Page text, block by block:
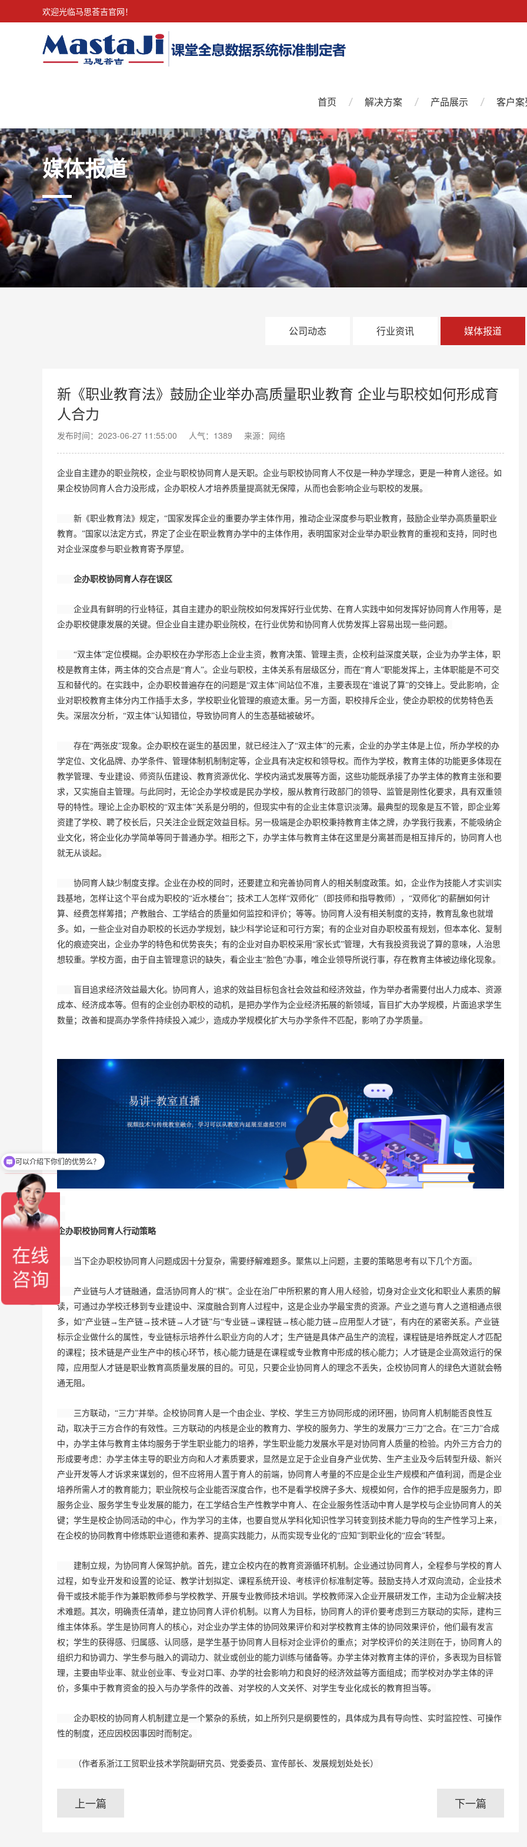
欢迎光临马思荅吉官网！
首页 解决方案 产品展示 客户案
媒体报道
公司动态 行业资讯 媒体报道
新《职业教育法》鼓励企业举办高质量职业教育 企业与职校如何形成育
人合力
发布时间：2023-06-27 11:55:00 人气： 1389 来源：网络
企业自主建办的职业院校，企业与职校协同育人是天职。企业与职校协同育人不仅是一种办学理念，更是一种育人途径。如
果企校协同育人合力没形成，企办职校人才培养质量提高就无保障，从而也会影响企业与职校的发展。
新《职业教育法》规定，“国家发挥企业的重要办学主体作用，推动企业深度参与职业教育，鼓励企业举办高质量职业
教育。”国家以法定方式，界定了企业在职业教育办学中的主体作用，表明国家对企业举办职业教育的重视和支持，同时也
对企业深度参与职业教育寄予厚望。
企办职校协同育人存在误区
企业具有鲜明的行业特征，其自主建办的职业院校如何发挥好行业优势、在育人实践中如何发挥好协同育人作用等，是
企办职校健康发展的关键。但企业自主建办职业院校，在行业优势和协同育人优势发挥上容易出现一些问题。
“双主体”定位模糊。企办职校在办学形态上企业主资，教育决策、管理主责，企校利益深度关联，企业为办学主体，职
校是教育主体，两主体的交合点是“育人”。企业与职校，主体关系有层级区分，而在“育人”职能发挥上，主体职能是不可交
互和替代的。在实践中，企办职校普遍存在的问题是“双主体”间站位不准，主要表现在“谁说了算”的交锋上。受此影响，企
业对职校教育主体分内工作插手太多，学校职业化管理的痕迹太重。另一方面，职校排斥企业，使企办职校的优势特色丢
失。深层次分析，“双主体”认知错位，导致协同育人的生态基础被破坏。
存在“两张皮”现象。企办职校在诞生的基因里，就已经注入了“双主体”的元素，企业的办学主体是上位，所办学校的办
学定位、文化品牌、办学条件、管理体制机制制定等，企业具有决定权和领导权。而作为学校，教育主体的功能更多体现在
教学管理、专业建设、师资队伍建设、教育资源优化、学校内涵式发展等方面，这些功能既承接了办学主体的教育主张和要
求，又实施自主管理。与此同时，无论企办学校或是民办学校，服从教育行政部门的领导、监管是刚性化要求，具有双重领
导的特性。理论上企办职校的“双主体”关系是分明的，但现实中有的企业主体意识淡薄。最典型的现象是互不管，即企业筹
资建了学校、聘了校长后，只关注企业既定效益目标。另一极端是企办职校秉持教育主体之牌，办学我行我素，不能吸纳企
业文化，将企业化办学简单等同于普通办学。相形之下，办学主体与教育主体在这里是分离甚而是相互排斥的，协同育人也
就无从谈起。
协同育人缺少制度支撑。企业在办校的同时，还要建立和完善协同育人的相关制度政策。如，企业作为技能人才实训实
践基地，怎样让这个平台成为职校的“近水楼台”；技术工人怎样“双师化”（即技师和指导教师），“双师化”的薪酬如何计
算、经费怎样筹措；产教融合、工学结合的质量如何监控和评价；等等。协同育人没有相关制度的支持，教育乱象也就增
多。如，一些企业对自办职校的长远办学规划，缺少科学论证和可行方案；有的企业对自办职校虽有规划，但本本化、复制
化的痕迹突出，企业办学的特色和优势丧失；有的企业对自办职校采用“家长式”管理，大有我投资我说了算的意味，人治思
想较重。学校方面，由于自主管理意识的缺失，看企业主“脸色”办事，唯企业领导所说行事，存在教育主体被边缘化现象。
盲目追求经济效益最大化。协同育人，追求的效益目标包含社会效益和经济效益，作为举办者需要付出人力成本、资源
成本、经济成本等。但有的企业创办职校的动机，是把办学作为企业经济拓展的新领域，盲目扩大办学规模，片面追求学生
数量；改善和提高办学条件持续投入减少，造成办学规模化扩大与办学条件不匹配，影响了办学质量。
企办职校协同育人行动策略
当下企办职校协同育人问题成因十分复杂，需要纾解难题多。聚焦以上问题，主要的策略思考有以下几个方面。
产业链与人才链融通，盘活协同育人的“棋”。企业在治厂中所积累的育人用人经验，切身对企业文化和职业人素质的解
读，可通过办学校迁移到专业建设中、深度融合到育人过程中，这是企业办学最宝贵的资源。产业之道与育人之道相通点很
多，如“产业链→生产链→技术链→人才链”与“专业链→课程链→核心能力链→应用型人才链”，有内在的紧密关系。产业链
标示企业做什么的属性，专业链标示培养什么职业方向的人才；生产链是具体产品生产的流程，课程链是培养既定人才匹配
的课程；技术链是产业生产中的核心环节，核心能力链是在课程或专业教育中形成的核心能力；人才链是企业高效运行的保
障，应用型人才链是职业教育高质量发展的目的。可见，只要企业协同育人的理念不丢失，企校协同育人的绿色大道就会畅
通无阻。
三方联动，“三力”并举。企校协同育人是一个由企业、学校、学生三方协同形成的闭环圈，协同育人机制能否良性互
动，取决于三方合作的有效性。三方联动的内核是企业的教育力、学校的服务力、学生的发展力“三力”之合。在“三力”合成
中，办学主体与教育主体均服务于学生职业能力的培养，学生职业能力发展水平是对协同育人质量的检验。内外三方合力的
形成要考虑：办学主体主导的职业方向和人才素质要求，显然是立足于企业自身产业优势、生产主业及今后转型升级、新兴
产业开发等人才诉求来谋划的，但不应将用人置于育人的前端，协同育人考量的不应是企业生产规模和产值利润，而是企业
培养所需人才的教育能力；职业院校与企业能否深度合作，也不是看学校牌子多大、规模如何，合作的把手应是服务力，即
服务企业、服务学生专业发展的能力，在工学结合生产性教学中育人、在企业服务性活动中育人是学校与企业协同育人的关
键；学生是校企协同活动的中心，作为学习的主体，也要自觉从学科化知识性学习转变到技术能力导向的生产性学习上来，
在企校的协同教育中修炼职业道德和素养、提高实践能力，从而实现专业化的“应知”到职业化的“应会”转型。
建制立规，为协同育人保驾护航。首先，建立企校内在的教育资源循环机制。企业通过协同育人，全程参与学校的育人
过程，如专业开发和设置的论证、教学计划拟定、课程系统开设、考核评价标准制定等。鼓励支持人才双向流动，企业技术
骨干或技术能手作为兼职教师参与学校教学、开展专业教师技术培训。学校教师深入企业开展研发工作，主动为企业解决技
术难题。其次，明确责任清单，建立协同育人评价机制。以育人为目标，协同育人的评价要考虑到三方联动的实际，建构三
维主体体系。学生是协同育人的核心，对企业办学主体的协同效果评价和对学校教育主体的协同效果评价，他们最有发言
权；学生的获得感、归属感、认同感，是学生基于协同育人目标对企业评价的重点；对学校评价的关注则在于，协同育人的
组织力和协调力、学生参与融入的调动力、就业或创业的能力训练与储备等。办学主体对教育主体的评价，多表现为目标管
理，主要由毕业率、就业创业率、专业对口率、办学的社会影响力和良好的经济效益等方面组成；而学校对办学主体的评
价，多集中于教育资金的投入与办学条件的改善、对学校的人文关怀、对学生专业化成长的教育担当等。
企办职校的协同育人机制建立是一个繁杂的系统，如上所列只是纲要性的，具体成为具有导向性、实时监控性、可操作
性的制度，还应因校因事因时而制定。
（作者系浙江工贸职业技术学院副研究员、党委委员、宣传部长、发展规划处处长）
上一篇 下一篇
可以介绍下你们的优势么？